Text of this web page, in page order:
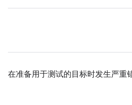
在准备用于测试的目标时发生严重